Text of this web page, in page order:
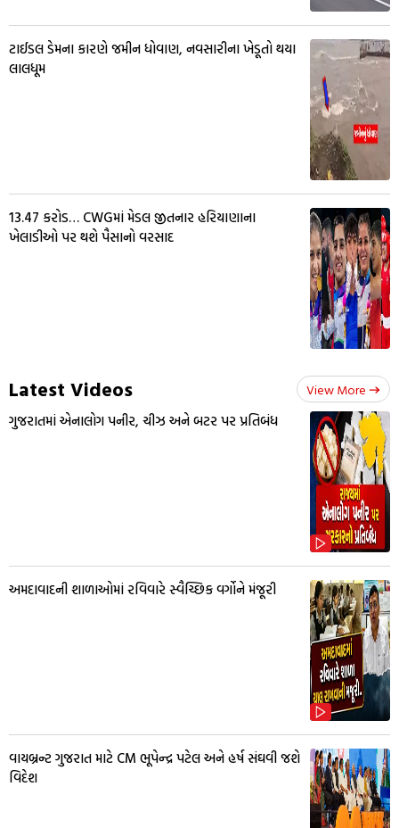
ટાઈડલ ડેમના કારણે જમીન ધોવાણ, નવસારીના ખેડૂતો થયા
લાલધૂમ
13.47 કરોડ… CWGમાં મેડલ જીતનાર હરિયાણાના
ખેલાડીઓ પર થશે પૈસાનો વરસાદ
Latest Videos View More
ગુજરાતમાં એનાલોગ પનીર, ચીઝ અને બટર પર પ્રતિબંધ
અમદાવાદની શાળાઓમાં રવિવારે સ્વૈચ્છિક વર્ગોને મંજૂરી
વાયબ્રન્ટ ગુજરાત માટે CM ભૂપેન્દ્ર પટેલ અને હર્ષ સંઘવી જશે
વિદેશ